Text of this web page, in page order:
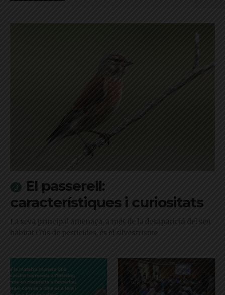
El passerell:
característiques i curiositats
La seva principal amenaça, a més de la desaparició del seu
hàbitat i l'ús de pesticides, és el silvestrisme